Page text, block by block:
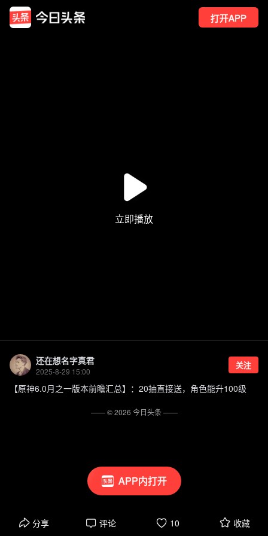
打开APP
APP内打开
还在想名字真君
2025-8-29 15:00
关注
【原神6.0月之一版本前瞻汇总】：20抽直接送，角色能升100级
分享 评论 10 收藏
—— ©2026 今日头条——